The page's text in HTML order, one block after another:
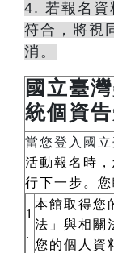
4. 若報名資
符合，將視
消。
國立臺
統個資
當您登入國
活動報名時
行下一步。您
1
.
本館取得您
法」與相關
您的個人資